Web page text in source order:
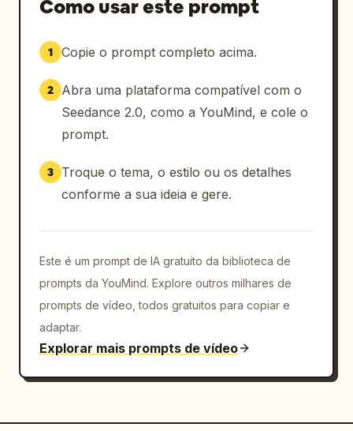
Como usar este prompt
1 Copie o prompt completo acima.
2
Abra uma plataforma compatível com o
Seedance 2.0, como a YouMind, e cole o
prompt.
3
Troque o tema, o estilo ou os detalhes
conforme a sua ideia e gere.
Este é um prompt de IA gratuito da biblioteca de
prompts da YouMind. Explore outros milhares de
prompts de vídeo, todos gratuitos para copiar e
adaptar.
Explorar mais prompts de vídeo